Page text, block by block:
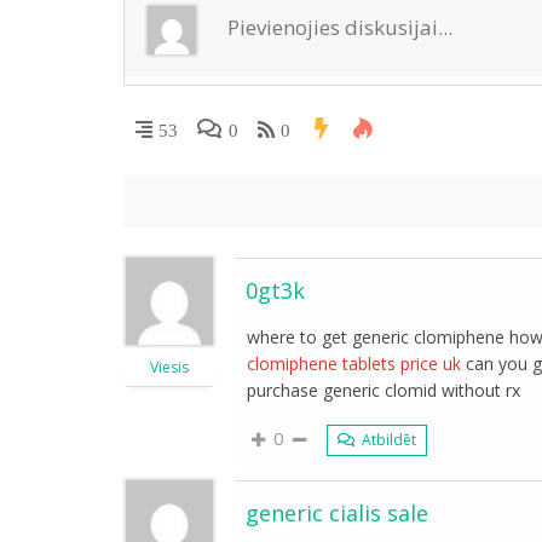
53 0 0
Viesis
0gt3k
where to get generic clomiphene
clomiphene tablets price uk can you
purchase generic clomid without rx
0 Atbildēt
generic cialis sale